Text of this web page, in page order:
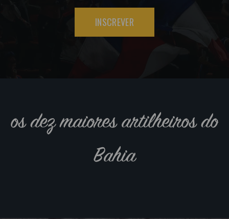
INSCREVER
os dez maiores artilheiros do
Bahia